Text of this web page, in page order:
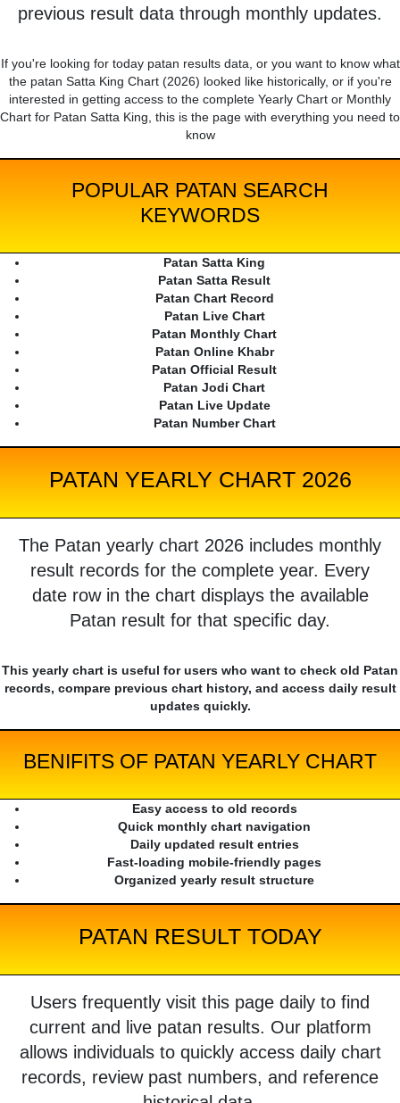
previous result data through monthly updates.
If you're looking for today patan results data, or you want to know what
the patan Satta King Chart (2026) looked like historically, or if you're
interested in getting access to the complete Yearly Chart or Monthly
Chart for Patan Satta King, this is the page with everything you need to
know
POPULAR PATAN SEARCH
KEYWORDS
Patan Satta King
Patan Satta Result
Patan Chart Record
Patan Live Chart
Patan Monthly Chart
Patan Online Khabr
Patan Official Result
Patan Jodi Chart
Patan Live Update
Patan Number Chart
PATAN YEARLY CHART 2026
The Patan yearly chart 2026 includes monthly
result records for the complete year. Every
date row in the chart displays the available
Patan result for that specific day.
This yearly chart is useful for users who want to check old Patan
records, compare previous chart history, and access daily result
updates quickly.
BENIFITS OF PATAN YEARLY CHART
Easy access to old records
Quick monthly chart navigation
Daily updated result entries
Fast-loading mobile-friendly pages
Organized yearly result structure
PATAN RESULT TODAY
Users frequently visit this page daily to find
current and live patan results. Our platform
allows individuals to quickly access daily chart
records, review past numbers, and reference